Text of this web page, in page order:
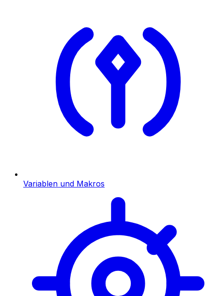
Variablen und Makros